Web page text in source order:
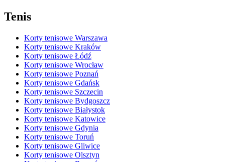
Tenis
Korty tenisowe Warszawa
Korty tenisowe Kraków
Korty tenisowe Łódź
Korty tenisowe Wrocław
Korty tenisowe Poznań
Korty tenisowe Gdańsk
Korty tenisowe Szczecin
Korty tenisowe Bydgoszcz
Korty tenisowe Białystok
Korty tenisowe Katowice
Korty tenisowe Gdynia
Korty tenisowe Toruń
Korty tenisowe Gliwice
Korty tenisowe Olsztyn